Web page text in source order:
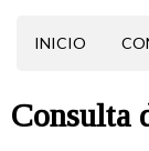
INICIO
Consulta